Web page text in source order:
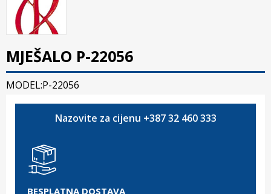
MJEŠALO P-22056
MODEL:P-22056
Nazovite za cijenu +387 32 460 333
BESPLATNA DOSTAVA